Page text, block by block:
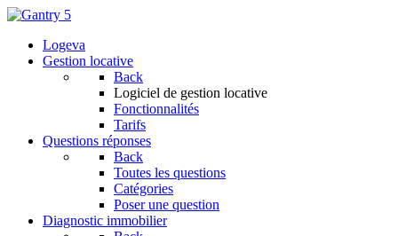
Logeva
Gestion locative
Back
Logiciel de gestion locative
Fonctionnalités
Tarifs
Questions réponses
Back
Toutes les questions
Catégories
Poser une question
Diagnostic immobilier